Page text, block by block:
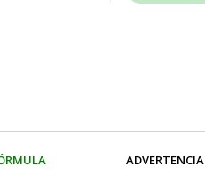
ADVERTENCIA